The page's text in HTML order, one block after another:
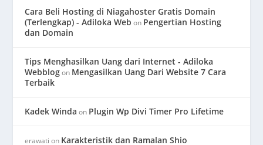
Cara Beli Hosting di Niagahoster Gratis Domain
(Terlengkap) - Adiloka Web on Pengertian Hosting
dan Domain
Tips Menghasilkan Uang dari Internet - Adiloka
Webblogon Mengasilkan Uang Dari Website 7 Cara
Terbaik
Kadek Winda on Plugin Wp Divi Timer Pro Lifetime
erawati on Karakteristik dan Ramalan Shio